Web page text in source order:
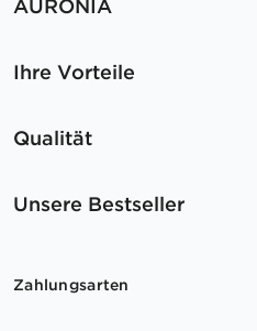
AURONIA
Ihre Vorteile
Qualität
Unsere Bestseller
Zahlungsarten